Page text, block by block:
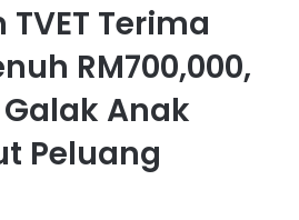
Terima
RM700,000,
Anak
Peluang